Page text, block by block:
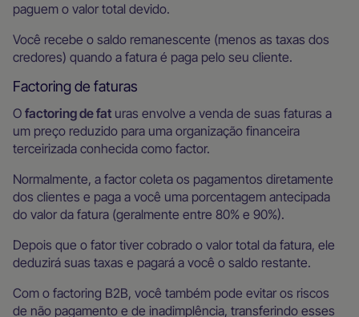
paguem o valor total devido.
Você recebe o saldo remanescente (menos as taxas dos
credores) quando a fatura é paga pelo seu cliente.
Factoring de faturas
O factoring de fat uras envolve a venda de suas faturas a
um preço reduzido para uma organização financeira
terceirizada conhecida como factor.
Normalmente, a factor coleta os pagamentos diretamente
dos clientes e paga a você uma porcentagem antecipada
do valor da fatura (geralmente entre 80% e 90%).
Depois que o fator tiver cobrado o valor total da fatura, ele
deduzirá suas taxas e pagará a você o saldo restante.
Com o factoring B2B, você também pode evitar os riscos
de não pagamento e de inadimplência, transferindo esses